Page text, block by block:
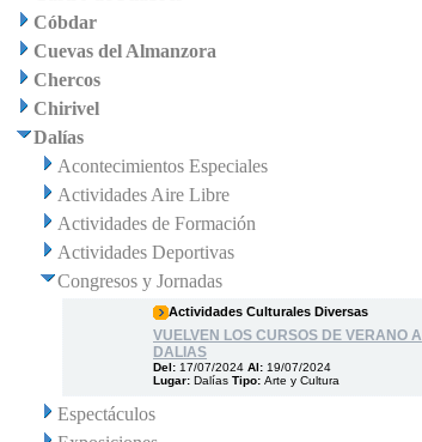
Cóbdar
Cuevas del Almanzora
Chercos
Chirivel
Dalías
Acontecimientos Especiales
Actividades Aire Libre
Actividades de Formación
Actividades Deportivas
Congresos y Jornadas
Actividades Culturales Diversas
VUELVEN LOS CURSOS DE VERANO A
DALIAS
Del: 17/07/2024 Al: 19/07/2024
Lugar: Dalías Tipo: Arte y Cultura
Espectáculos